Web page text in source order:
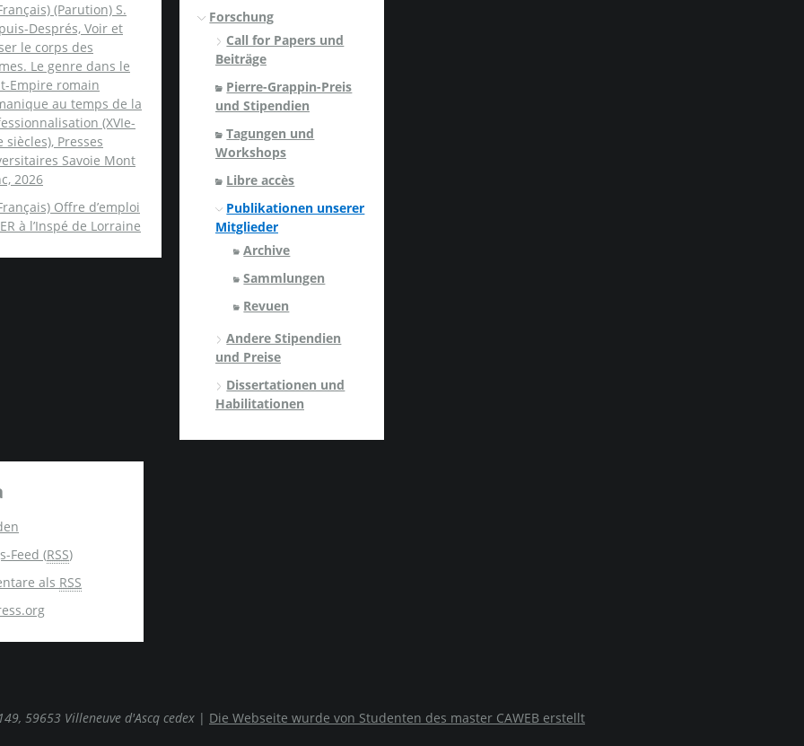
(Parution) S.
Després, Voir et
le corps des
Le genre dans le
Empire romain
au temps de la
(XVIe-
siècles), Presses
Savoie Mont
2026
Offre d’emploi
à l’Inspé de Lorraine
Forschung
Call for Papers und
Beiträge
Pierre-Grappin-Preis
und Stipendien
Tagungen und
Workshops
Libre accès
Publikationen unserer
Mitglieder
Archive
Sammlungen
Revuen
Andere Stipendien
und Preise
Dissertationen und
Habilitationen
Feed (RSS)
als RSS
59653 Villeneuve d'Ascq cedex | Die Webseite wurde von Studenten des master CAWEB erstellt